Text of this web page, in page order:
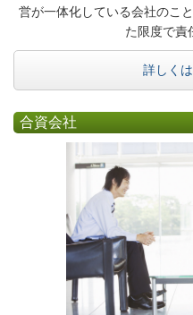
営が一体化している会社のこと
た限度で責
詳しく
合資会社